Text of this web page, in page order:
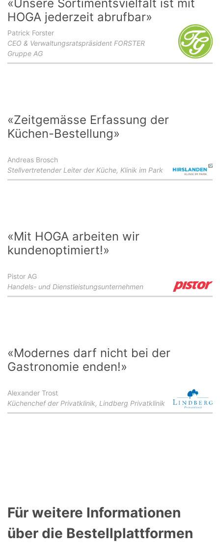
«Unsere Sortimentsvielfalt ist mit
HOGA jederzeit abrufbar»
Patrick Forster
CEO & Verwaltungsratspräsident FORSTER
Gruppe AG
«Zeitgemässe Erfassung der
Küchen-Bestellung»
Andreas Brosch
Stellvertretender Leiter der Küche, Klinik im Park
«Mit HOGA arbeiten wir
kundenoptimiert!»
Pistor AG
Handels- und Dienstleistungsunternehmen
«Modernes darf nicht bei der
Gastronomie enden!»
Alexander Trost
Küchenchef der Privatklinik, Lindberg Privatklinik
Für weitere Informationen
über die Bestellplattformen